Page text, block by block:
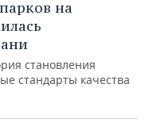
на
становления
стандарты качества